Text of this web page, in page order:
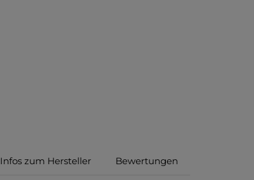
Infos zum Hersteller Bewertungen